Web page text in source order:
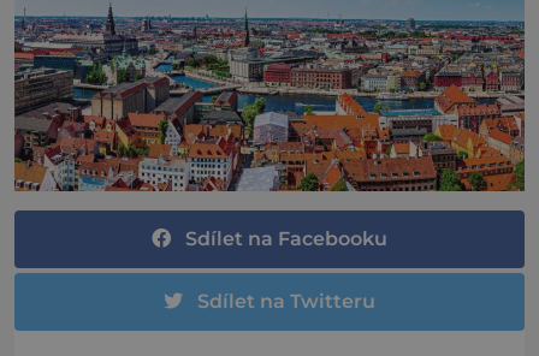
Sdílet na Facebooku
Sdílet na Twitteru